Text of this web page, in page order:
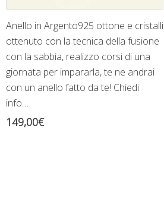
Anello in Argento925 ottone e cristalli
ottenuto con la tecnica della fusione
con la sabbia, realizzo corsi di una
giornata per impararla, te ne andrai
con un anello fatto da te! Chiedi
info…
149,00€